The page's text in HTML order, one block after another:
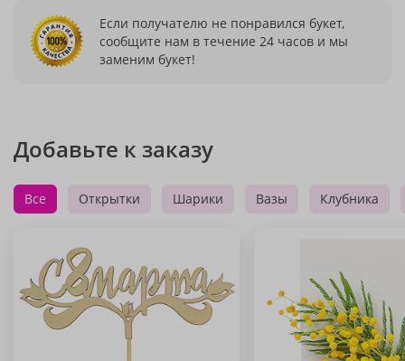
Если получателю не понравился букет,
сообщите нам в течение 24 часов и мы
заменим букет!
Добавьте к заказу
Все Открытки Шарики Вазы Клубника